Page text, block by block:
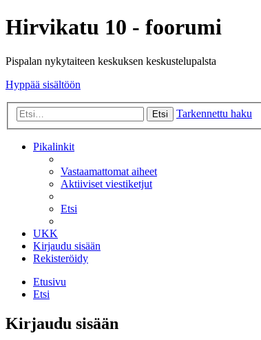
Hirvikatu 10 - foorumi
Pispalan nykytaiteen keskuksen keskustelupalsta
Hyppää sisältöön
Etsi Tarkennettu haku
Pikalinkit
Vastaamattomat aiheet
Aktiiviset viestiketjut
Etsi
UKK
Kirjaudu sisään
Rekisteröidy
Etusivu
Etsi
Kirjaudu sisään